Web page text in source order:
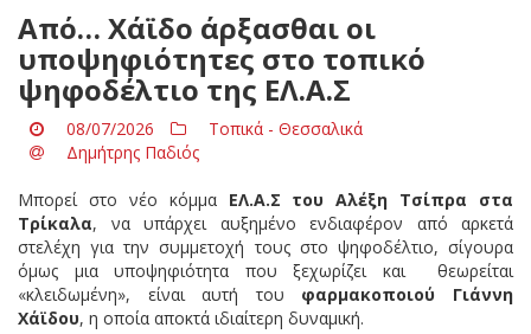
Από… Χάϊδο άρξασθαι οι
υποψηφιότητες στο τοπικό
ψηφοδέλτιο της ΕΛ.Α.Σ
08/07/2026
Τοπικά - Θεσσαλικά
Δημήτρης Παδιός
Μπορεί στο νέο κόμμα ΕΛ.Α.Σ του Αλέξη Τσίπρα στα
Τρίκαλα, να υπάρχει αυξημένο ενδιαφέρον από αρκετά
στελέχη για την συμμετοχή τους στο ψηφοδέλτιο, σίγουρα
όμως μια υποψηφιότητα που ξεχωρίζει και θεωρείται
«κλειδωμένη», είναι αυτή του φαρμακοποιού Γιάννη
Χάϊδου, η οποία αποκτά ιδιαίτερη δυναμική.